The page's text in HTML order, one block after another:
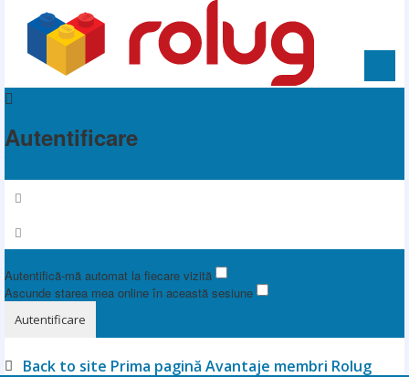
Autentificare
Autentifică-mă automat la fiecare vizită
Ascunde starea mea online în această sesiune
Back to site Prima pagină Avantaje membri Rolug